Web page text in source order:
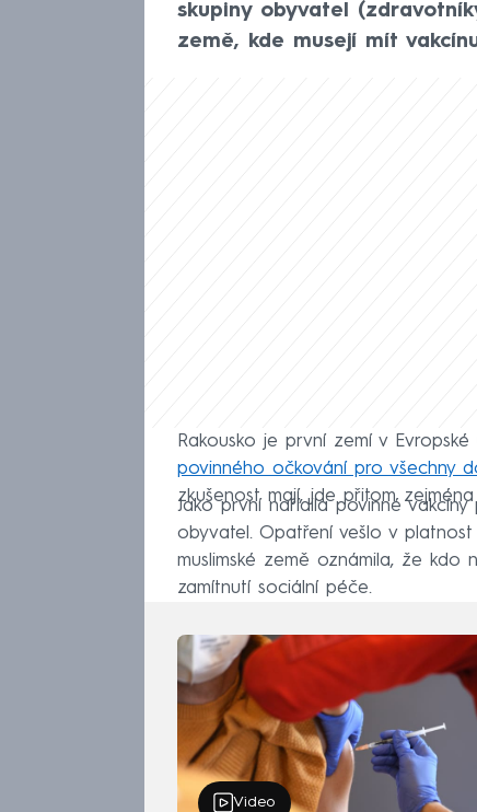
skupiny obyvatel
země, kde musejí mít
Rakousko je první zemí v
povinného očkování pro všechny
zkušenost mají, jde přitom
Jako první nařídila povinné
obyvatel. Opatření vešlo v
muslimské země oznámila, že
zamítnutí sociální péče.
Video